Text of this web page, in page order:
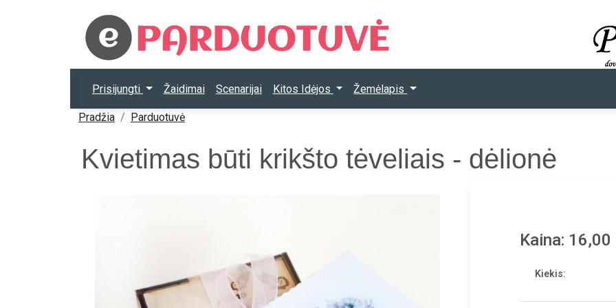
Prisijungti Žaidimai Scenarijai Kitos Idėjos Žemėlapis
Pradžia Parduotuvė
Kvietimas būti krikšto tėveliais - dėlionė
Kaina: 16,00
Kiekis: